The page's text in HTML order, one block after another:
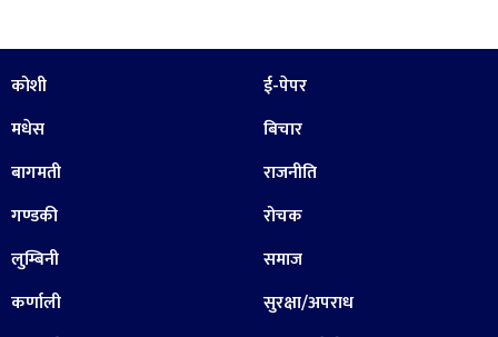
कोशी
मधेस
बागमती
गण्डकी
लुम्बिनी
कर्णाली
ई-पेपर
बिचार
राजनीति
रोचक
समाज
सुरक्षा/अपराध